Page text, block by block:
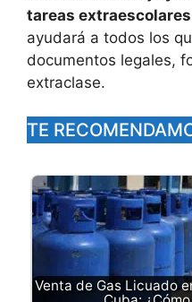
tareas
ayudará a todos los
documentos legales,
extraclase.
TE
Venta de Gas Licuado